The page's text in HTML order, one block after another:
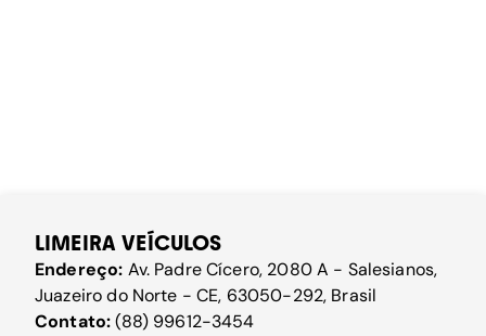
LIMEIRA VEÍCULOS
Endereço: Av. Padre Cícero, 2080 A - Salesianos,
Juazeiro do Norte - CE, 63050-292, Brasil
Contato:(88) 99612-3454